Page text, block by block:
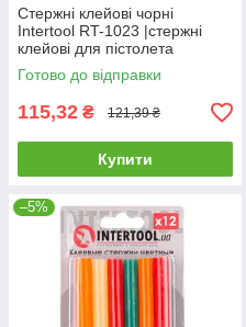
Стержні клейові чорні
Intertool RT-1023 |стержні
клейові для пістолета
Intertool RT-1023 клей для
пістолета
Готово до відправки
115,32 ₴ 121,39 ₴
Купити
–5%